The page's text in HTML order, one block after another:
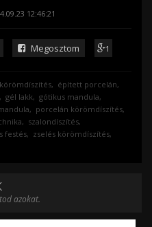
12:46:21
Megosztom 1
épített porcelán
gél lakk gótikus mandula
porcelán körömdíszítés
szalondíszítés
festés
zselés körömdíszítés
azokat.